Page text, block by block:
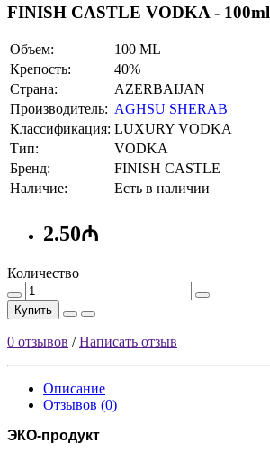
FINISH CASTLE VODKA - 100ml
Объем:
100 ML
Крепость:
40%
Страна:
AZERBAIJAN
Производитель: AGHSU SHERAB
Классификация: LUXURY VODKA
Тип:
VODKA
Бренд:
FINISH CASTLE
Наличие:
Есть в наличии
2.50₼
Количество
Купить
0 отзывов /Написать отзыв
Описание
Отзывов (0)
ЭКО-продукт